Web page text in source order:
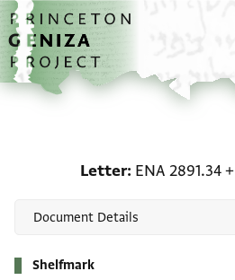
Skip to main content
home
Letter ENA 2891.34+
Shelfmark